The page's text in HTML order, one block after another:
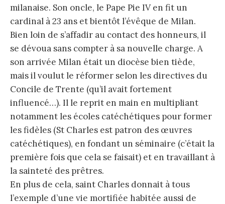
milanaise. Son oncle, le Pape Pie IV en fit un
cardinal à 23 ans et bientôt l’évêque de Milan.
Bien loin de s’affadir au contact des honneurs, il
se dévoua sans compter à sa nouvelle charge. A
son arrivée Milan était un diocèse bien tiède,
mais il voulut le réformer selon les directives du
Concile de Trente (qu’il avait fortement
influencé…). Il le reprit en main en multipliant
notamment les écoles catéchétiques pour former
les fidèles (St Charles est patron des œuvres
catéchétiques), en fondant un séminaire (c’était la
première fois que cela se faisait) et en travaillant à
la sainteté des prêtres.
En plus de cela, saint Charles donnait à tous
l’exemple d’une vie mortifiée habitée aussi de